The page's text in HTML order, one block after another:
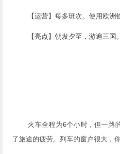
【运营】每多班次。使用欧
【亮点】朝发夕至，游遍三国。
火车全程为6个小时，但一路
了旅途的疲劳。列车的窗户很大，